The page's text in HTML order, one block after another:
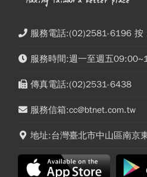
服務電話:(02)2581-6196 按
服務時間:週一至週五
傳真電話:(02)2531-6438
服務信箱:cc@btnet.com.tw
地址:台灣臺北市中山區南京